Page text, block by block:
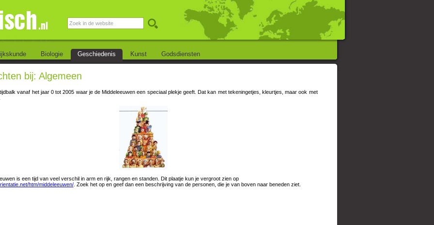
Biologie Geschiedenis Kunst Godsdiensten
bij: Algemeen
vanaf het jaar 0 tot 2005 waar je de Middeleeuwen een speciaal plekje geeft. Dat kan met tekeningetjes, kleurtjes, maar ook met
is een tijd van veel verschil in arm en rijk, rangen en standen. Dit plaatje kun je vergroot zien op
htm/middeleeuwen/. Zoek het op en geef dan een beschrijving van de personen, die je van boven naar beneden ziet.